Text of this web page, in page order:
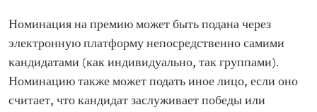
Номинация на премию может быть подана через
электронную платформу непосредственно самими
кандидатами (как индивидуально, так группами).
Номинацию также может подать иное лицо, если оно
считает, что кандидат заслуживает победы или